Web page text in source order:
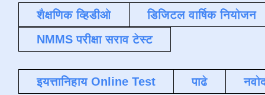
शैक्षणिक व्हिडीओ
डिजिटल वार्षिक नियोजन
NMMS परीक्षा सराव टेस्ट
इयत्तानिहाय Online Test पाढे